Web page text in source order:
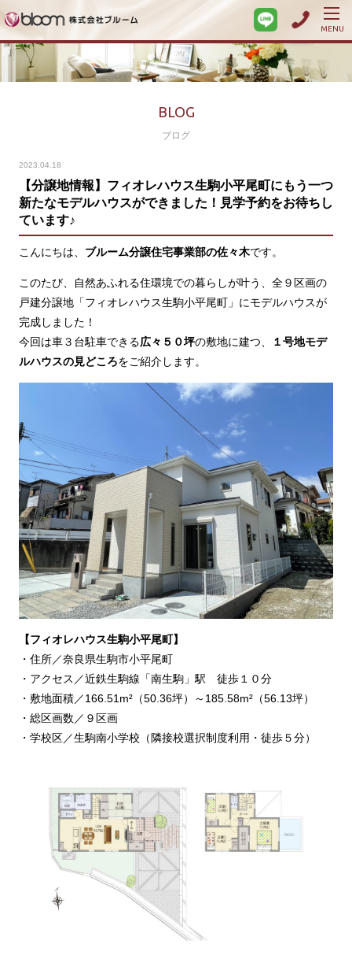
MENU
BLOG
ブログ
2023.04.18
【分譲地情報】フィオレハウス生駒小平尾町にもう一つ
新たなモデルハウスができました！見学予約をお待ちし
ています♪
こんにちは、 ブルーム分譲住宅事業部の佐々木です。
このたび、自然あふれる住環境での暮らしが叶う、全９区画の
戸建分譲地「フィオレハウス生駒小平尾町」にモデルハウスが
完成しました！
今回は車３台駐車できる広々５０坪の敷地に建つ、
１号地モデ
ルハウスの見どころをご紹介します。
【フィオレハウス生駒小平尾町】
・住所／奈良県生駒市小平尾町
・アクセス／近鉄生駒線「南生駒」駅 徒歩１０分
・敷地面積／166.51m²（50.36坪）～185.58m²（56.13坪）
・総区画数／９区画
・学校区／生駒南小学校（隣接校選択制度利用・徒歩５分）